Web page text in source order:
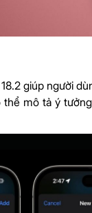
giúp người
thể mô tả ý